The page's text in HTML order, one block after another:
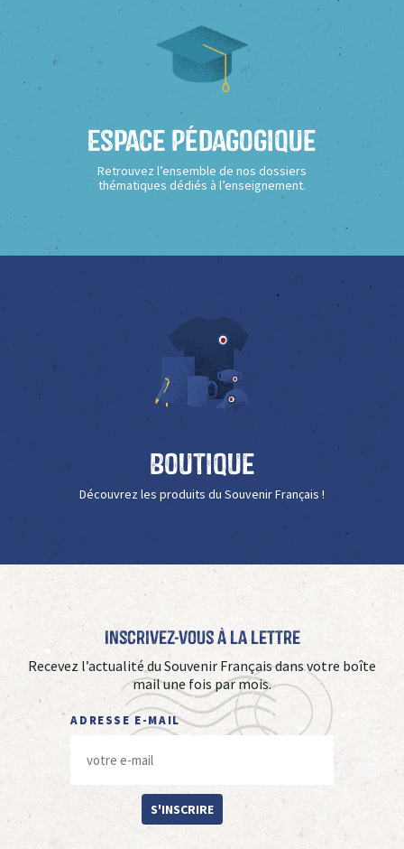
Espace Pédagogique
Retrouvez l’ensemble de nos dossiers
thématiques dédiés à l’enseignement.
Boutique
Découvrez les produits du Souvenir Français !
Inscrivez-vous à La Lettre
Recevez l’actualité du Souvenir Français dans votre boîte
mail une fois par mois.
ADRESSE E-MAIL
S'INSCRIRE